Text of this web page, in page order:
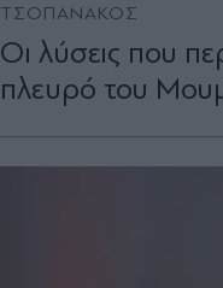
ΤΣΟΠΑΝΑΚΟΣ
Οι λύσεις που
πλευρό του